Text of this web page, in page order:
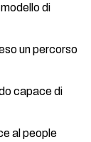
di
un percorso
capace di
al people